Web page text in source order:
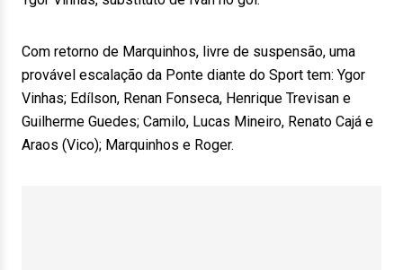
Com retorno de Marquinhos, livre de suspensão, uma
provável escalação da Ponte diante do Sport tem: Ygor
Vinhas; Edílson, Renan Fonseca, Henrique Trevisan e
Guilherme Guedes; Camilo, Lucas Mineiro, Renato Cajá e
Araos (Vico); Marquinhos e Roger.